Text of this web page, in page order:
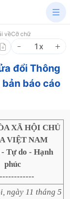
vềCỡ chữ
1 x
đổi Thông
báo cáo
XÃ HỘI CHỦ
VIỆT NAM
Tự do - Hạnh
phúc
ngày 11 tháng 5